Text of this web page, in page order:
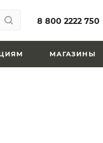
8 800 2222 750
МАГАЗИНЫ